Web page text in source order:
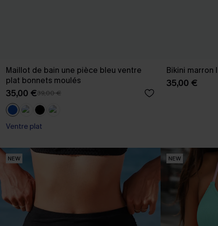
Maillot de bain une pièce bleu ventre
plat bonnets moulés
35,00 €39,00 €
Ventre plat
Bikini marron
35,00 €
NEW NEW